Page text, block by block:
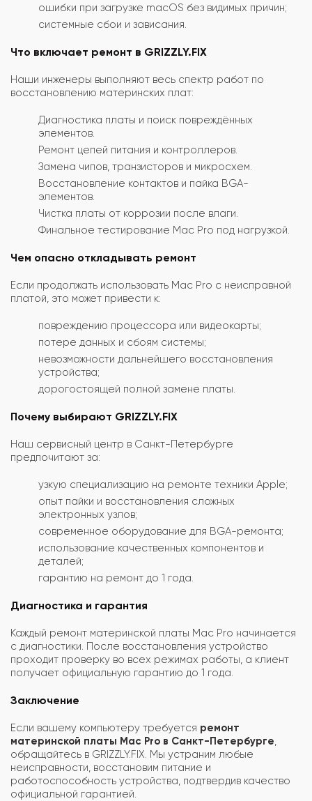
ошибки при загрузке macOS без видимых причин;
системные сбои и зависания.
Что включает ремонт в GRIZZLY.FIX
Наши инженеры выполняют весь спектр работ по
восстановлению материнских плат:
Диагностика платы и поиск повреждённых
элементов.
Ремонт цепей питания и контроллеров.
Замена чипов, транзисторов и микросхем.
Восстановление контактов и пайка BGA-
элементов.
Чистка платы от коррозии после влаги.
Финальное тестирование Mac Pro под нагрузкой.
Чем опасно откладывать ремонт
Если продолжать использовать Mac Pro с неисправной
платой, это может привести к:
повреждению процессора или видеокарты;
потере данных и сбоям системы;
невозможности дальнейшего восстановления
устройства;
дорогостоящей полной замене платы.
Почему выбирают GRIZZLY.FIX
Наш сервисный центр в Санкт-Петербурге
предпочитают за:
узкую специализацию на ремонте техники Apple;
опыт пайки и восстановления сложных
электронных узлов;
современное оборудование для BGA-ремонта;
использование качественных компонентов и
деталей;
гарантию на ремонт до 1 года.
Диагностика и гарантия
Каждый ремонт материнской платы Mac Pro начинается
с диагностики. После восстановления устройство
проходит проверку во всех режимах работы, а клиент
получает официальную гарантию до 1 года.
Заключение
Если вашему компьютеру требуется ремонт
материнской платы Mac Pro в Санкт-Петербурге
обращайтесь в GRIZZLY.FIX. Мы устраним любые
неисправности, восстановим питание и
работоспособность устройства, подтвердив качество
официальной гарантией.